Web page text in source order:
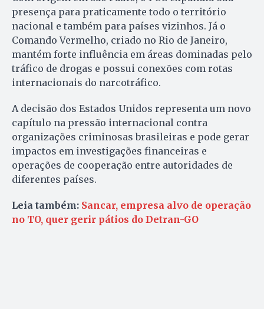
presença para praticamente todo o território
nacional e também para países vizinhos. Já o
Comando Vermelho, criado no Rio de Janeiro,
mantém forte influência em áreas dominadas pelo
tráfico de drogas e possui conexões com rotas
internacionais do narcotráfico.
A decisão dos Estados Unidos representa um novo
capítulo na pressão internacional contra
organizações criminosas brasileiras e pode gerar
impactos em investigações financeiras e
operações de cooperação entre autoridades de
diferentes países.
Leia também: Sancar, empresa alvo de operação
no TO, quer gerir pátios do Detran-GO